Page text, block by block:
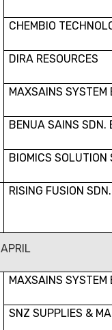
CHEMBIO
DIRA RESOURCES
MAXSAINS SYSTEM
BENUA SAINS SDN.
BIOMICS SOLUTION
RISING FUSION
APRIL
MAXSAINS SYSTEM
SNZ SUPPLIES &